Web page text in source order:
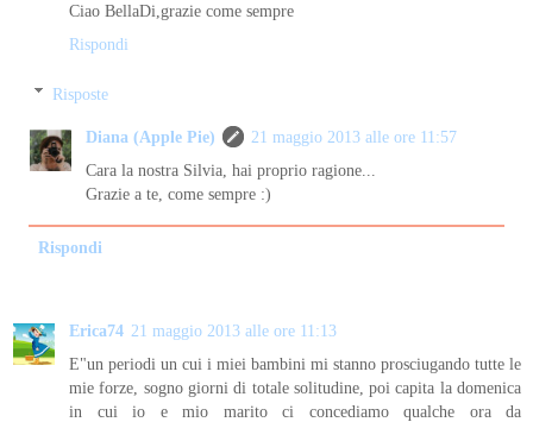
Ciao BellaDi,grazie come sempre
Rispondi
Risposte
Diana (Apple Pie)
21 maggio 2013 alle ore 11:57
Cara la nostra Silvia, hai proprio ragione...
Grazie a te, come sempre :)
Rispondi
Erica74 21 maggio 2013 alle ore 11:13
E"un periodi un cui i miei bambini mi stanno prosciugando tutte le
mie forze, sogno giorni di totale solitudine, poi capita la domenica
in cui io e mio marito ci concediamo qualche ora da